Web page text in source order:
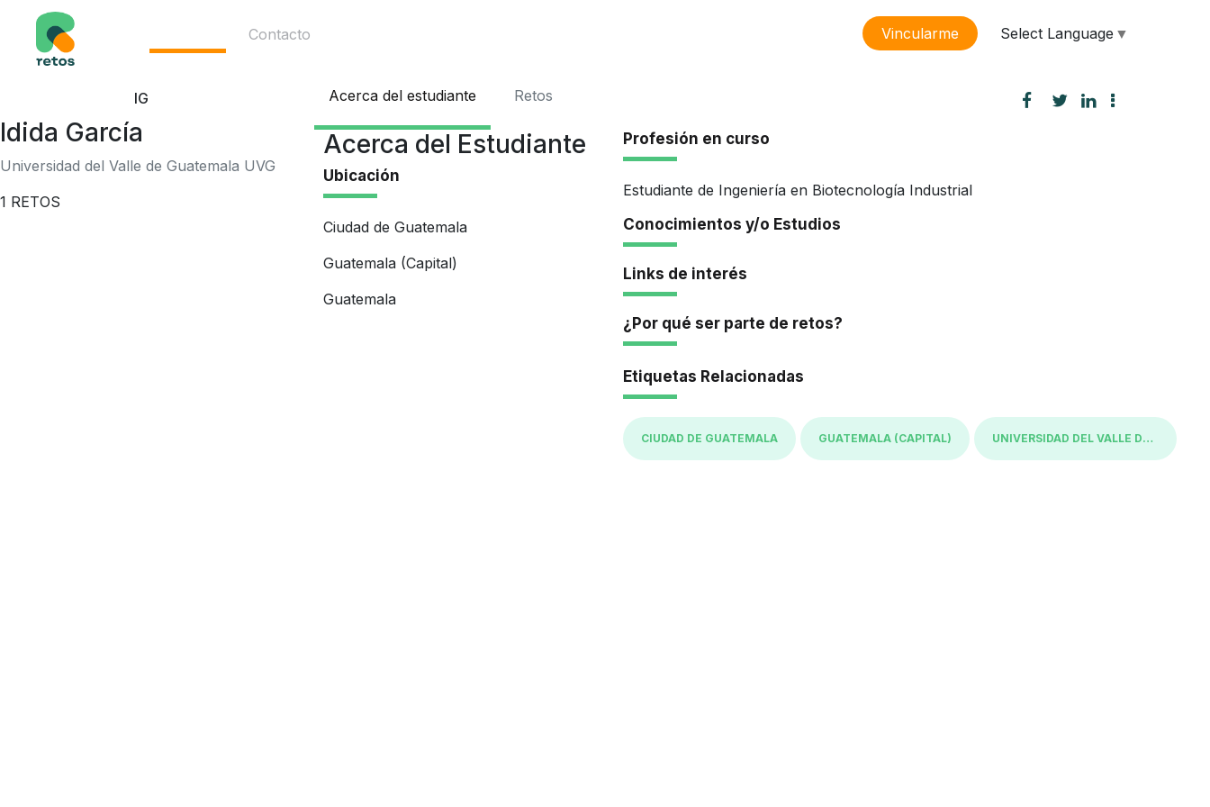
Contacto Vincularme Select Language ▼
IG
Idida García
Universidad del Valle de Guatemala UVG
1 RETOS
Acerca del estudiante Retos
Acerca del Estudiante
Ubicación
Ciudad de Guatemala
Guatemala (Capital)
Guatemala
Profesión en curso
Estudiante de Ingeniería en Biotecnología Industrial
Conocimientos y/o Estudios
Links de interés
¿Por qué ser parte de retos?
Etiquetas Relacionadas
CIUDAD DE GUATEMALA GUATEMALA (CAPITAL) UNIVERSIDAD DEL VALLE DE GUATEMALA UVG